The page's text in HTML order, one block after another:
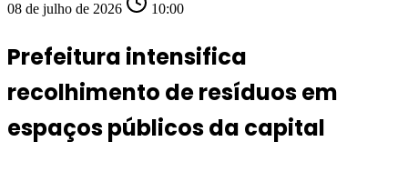
08 de julho de 2026 10:00
Prefeitura intensifica
recolhimento de resíduos em
espaços públicos da capital